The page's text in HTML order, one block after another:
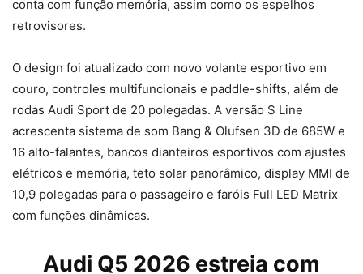
conta com função memória, assim como os espelhos
retrovisores.
O design foi atualizado com novo volante esportivo em
couro, controles multifuncionais e paddle-shifts, além de
rodas Audi Sport de 20 polegadas. A versão S Line
acrescenta sistema de som Bang & Olufsen 3D de 685W e
16 alto-falantes, bancos dianteiros esportivos com ajustes
elétricos e memória, teto solar panorâmico, display MMI de
10,9 polegadas para o passageiro e faróis Full LED Matrix
com funções dinâmicas.
Audi Q5 2026 estreia com